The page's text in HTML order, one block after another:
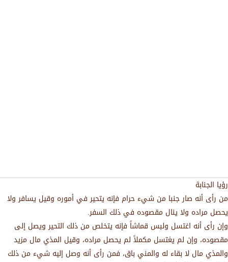
رؤيا الجنابة
من رأى أنه صار جنبا من شيء حرام فإنه يتحير في أموره وقيل يسافر ولا
يحصل مراده ولا ينال مقصوده في ذلك السفر.
وإن رأى أنه اغتسل ولبس قماشاً فإنه يتخلص من ذلك التحير ويصل إلى
مقصوده، وإن لم يغتسل مكملاً لم يحصل مراده، وقيل المذي مال مزيد
والمذي مال لا بقاء له والمني باق، فمن رأى أنه وصل إليه شيء من ذلك